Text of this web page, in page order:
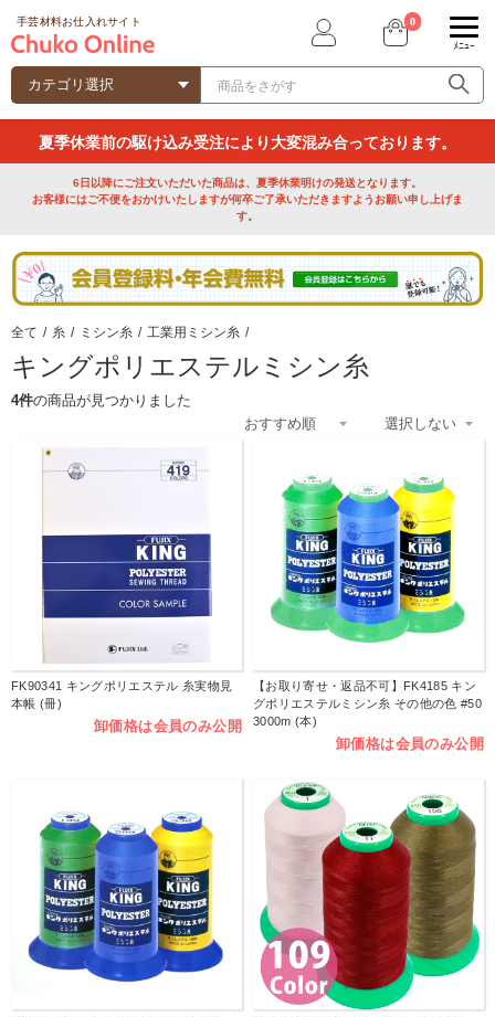
手芸材料お仕入れサイト 0
ﾒﾆｭｰ
夏季休業前の駆け込み受注により大変混み合っております。
6日以降にご注文いただいた商品は、夏季休業明けの発送となります。
お客様にはご不便をおかけいたしますが何卒ご了承いただきますようお願い申し上げま
す。
全て / 糸 / ミシン糸 / 工業用ミシン糸 /
キングポリエステルミシン糸
4件の商品が見つかりました
FK90341 キングポリエステル 糸実物見
本帳 (冊)
卸価格は会員のみ公開
【お取り寄せ・返品不可】FK4185 キン
グポリエステルミシン糸 その他の色 #50
3000m (本)
卸価格は会員のみ公開